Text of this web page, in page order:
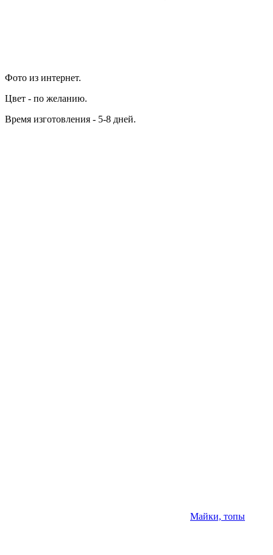
Фото из интернет.
Цвет - по желанию.
Время изготовления - 5-8 дней.
Майки, топы